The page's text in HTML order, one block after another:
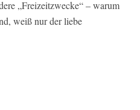
„Freizeitzwecke“ – warum
weiß nur der liebe